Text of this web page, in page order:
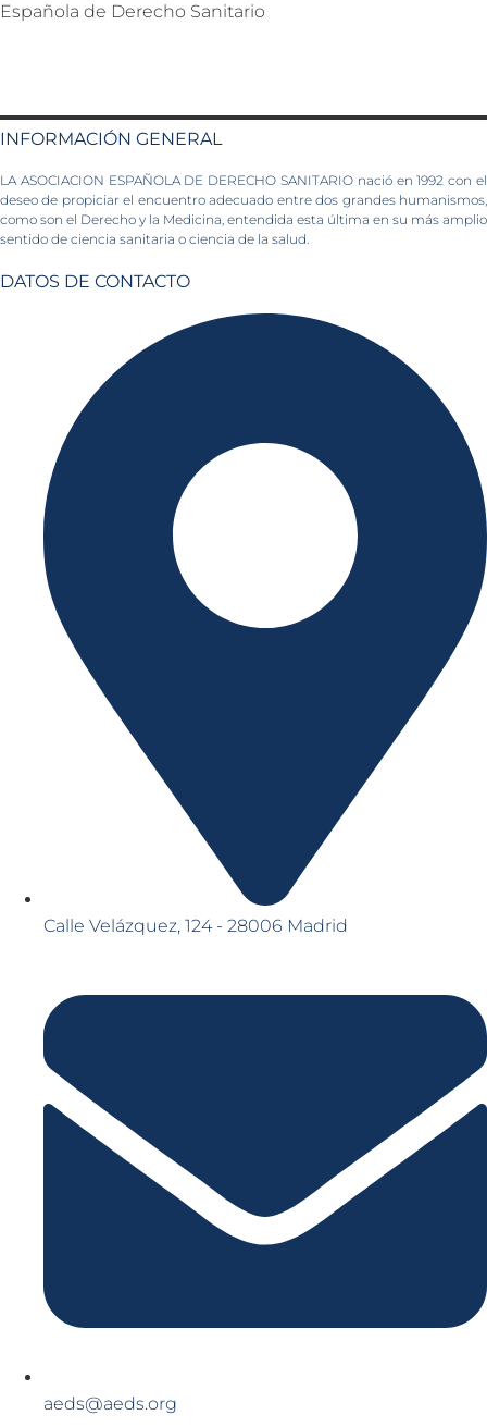
Española de Derecho Sanitario
INFORMACIÓN GENERAL
LA ASOCIACION ESPAÑOLA DE DERECHO SANITARIO nació en 1992 con el
deseo de propiciar el encuentro adecuado entre dos grandes humanismos,
como son el Derecho y la Medicina, entendida esta última en su más amplio
sentido de ciencia sanitaria o ciencia de la salud.
DATOS DE CONTACTO
Calle Velázquez, 124 - 28006 Madrid
aeds@aeds.org